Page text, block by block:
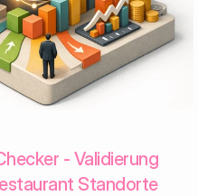
- Validierung
Standorte